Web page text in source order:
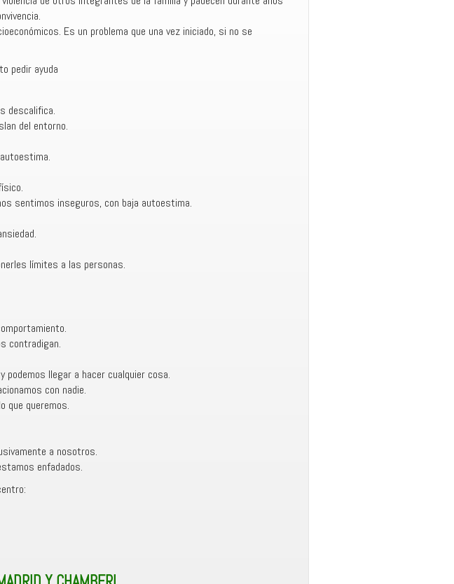
Es un problema que una vez iniciado, si no se
pedir ayuda
descalifica.
del entorno.
sentimos inseguros, con baja autoestima.
límites a las personas.
contradigan.
llegar a hacer cualquier cosa.
con nadie.
que queremos.
a nosotros.
enfadados.